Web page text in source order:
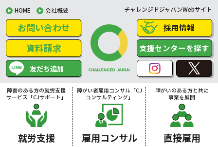
HOME 会社概要 チャレンジドジャパンWebサイト
お問い合わせ
資料請求
友だち追加
採用情報
支援センターを探す
障害のある方の就労支援
サービス「CJサポート」
就労支援
障がい者雇用コンサル「CJ
コンサルティング」
雇用コンサル
障がいのある方と共に
事業を展開
直接雇用